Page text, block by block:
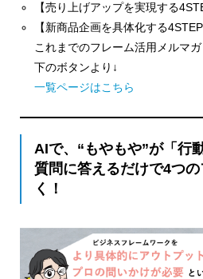
【売り上げアップを実現する
【新商品企画を具体化する4STEP
これまでのフレーム活用メルマ
下のボタンより↓
一覧ページはこちら
AIで、“もやもや”が「行
質問に答えるだけで4つ
く！